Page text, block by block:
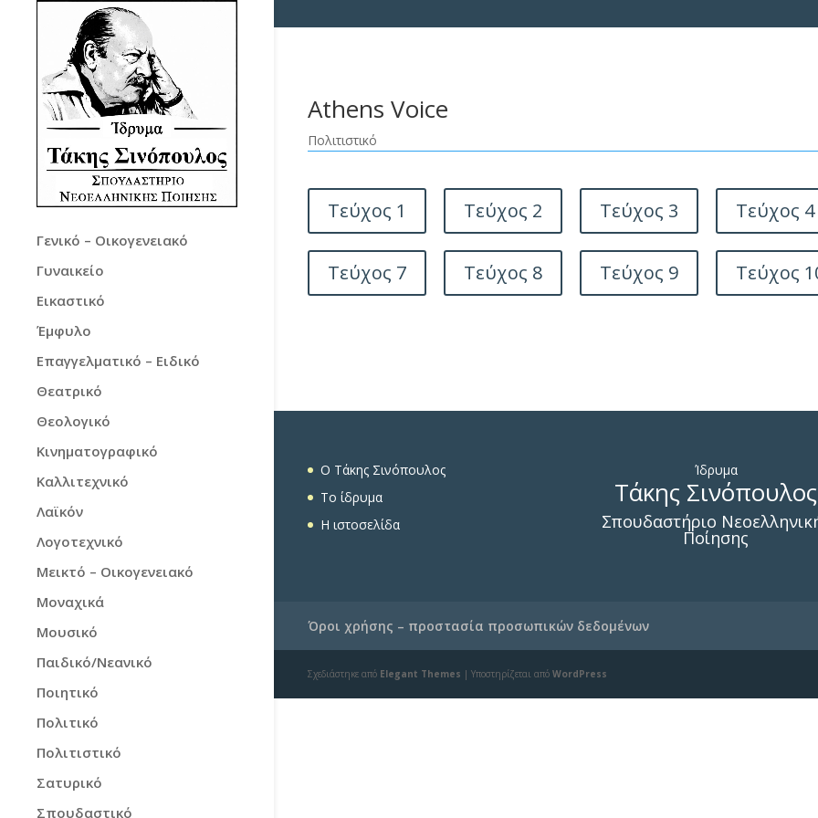
Γενικό – Οικογενειακό
Γυναικείο
Εικαστικό
Έμφυλο
Επαγγελματικό – Ειδικό
Θεατρικό
Θεολογικό
Kινηματογραφικό
Καλλιτεχνικό
Λαϊκόν
Λογοτεχνικό
Μεικτό – Οικογενειακό
Μοναχικά
Μουσικό
Παιδικό/Νεανικό
Ποιητικό
Πολιτικό
Πολιτιστικό
Σατυρικό
Σπουδαστικό
Athens Voice
Πολιτιστικό
Τεύχος 1 Τεύχος 2 Τεύχος 3 Τεύχος 4
Τεύχος 7 Τεύχος 8 Τεύχος 9 Τεύχος
O Τάκης Σινόπουλος
To ίδρυμα
Η ιστοσελίδα
Ίδρυμα
Τάκης Σινόπουλος
Σπουδαστήριο
Ποίησης
Όροι χρήσης – προστασία προσωπικών δεδομένων
Σχεδιάστηκε από Elegant Themes | Υποστηρίζεται από WordPress